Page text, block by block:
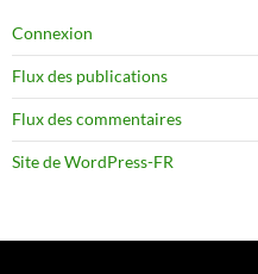
Connexion
Flux des publications
Flux des commentaires
Site de WordPress-FR